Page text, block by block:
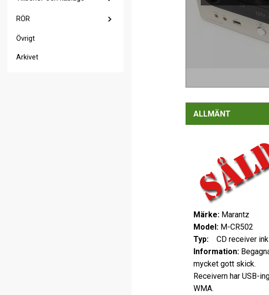
ALLMÄNT
Märke:Marantz
Model:M-CR502
Typ:CD receiver
Information:
mycket gott skick.
Receivern har USB-
WMA.
RÖR
Övrigt
Arkivet